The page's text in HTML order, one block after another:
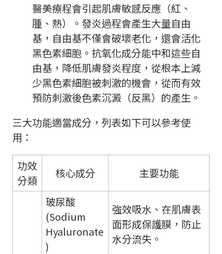
醫美療程會引起肌膚敏感反應（紅、
腫、熱）。發炎過程會產生大量自由
基，自由基不僅會破壞老化，還會活化
黑色素細胞。抗氧化成分能中和這些自
由基，降低肌膚發炎程度，從根本上減
少黑色素細胞被刺激的機會，從而有效
預防刺激後色素沉澱（反黑）的產生。
三大功能適當成分，列表如下可以參考使
用：
功效
分類
核心成分 主要功能
玻尿酸
(Sodium
Hyaluronate
)
強效吸水、在肌膚表
面形成保護膜，防止
水分流失。